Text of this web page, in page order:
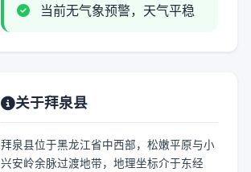
当前无气象预警，天气平稳
关于拜泉县
拜泉县位于黑龙江省中西部，松嫩平原与小
兴安岭余脉过渡地带，地理坐标介于东经